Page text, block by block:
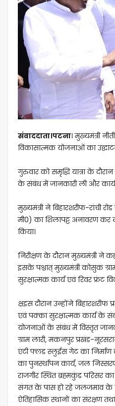
संवाददाता।पटना। मुख्यमंत्री
विकासात्मक योजनाओं का
गुरुवार को समृद्धि यात्रा के
के संबंध में जानकारी ली और कार्य
मुख्यमंत्री ने बिहारशरीफ-रांची
मी0) का शिलापट्ट अनावरण कर
किया।
निरीक्षण के दौरान मुख्यमंत्री ने
इसके पश्चात् मुख्यमंत्री कोसुक
सुरक्षात्मक कार्य एवं रिवर फ्रंट
क्षइस दौरान उन्होंने
एवं पक्का सुरक्षात्मक कार्य के
योजनाओं के संबंध में विस्तृत
ग्राम लारी, मकनपुर प्रखंड-
एंटी फ्लड स्लुईस गेट का निर्माण
का पुनर्स्थापन कार्य, जल
राजगीर स्थित ब्रह्मकुंड परिसर
संगत के पास हो रहे जलजमाव के
ऐतिहासिक स्थानों का संरक्षण